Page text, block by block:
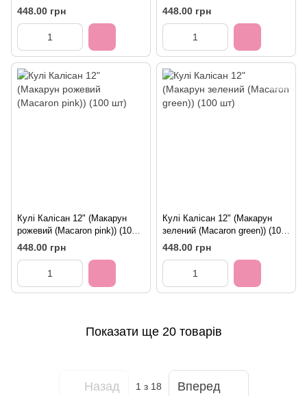
448.00 грн 448.00 грн
Кулі Калісан 12" (Макарун
рожевий (Macaron pink)) (100
шт)
448.00 грн
Кулі Калісан 12" (Макарун
зелений (Macaron green)) (100
шт)
448.00 грн
Показати ще 20 товарів
Назад 1 з 18 Вперед